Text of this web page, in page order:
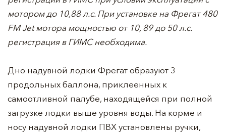
мотором до 10,88 л.с. При установке на Фрегат 480
FM Jet мотора мощностью от 10, 89 до 50 л.с.
регистрация в ГИМС необходима.
Дно надувной лодки Фрегат образуют 3
продольных баллона, приклеенных к
самоотливной палубе, находящейся при полной
загрузке лодки выше уровня воды. На корме и
носу надувной лодки ПВХ установлены ручки,